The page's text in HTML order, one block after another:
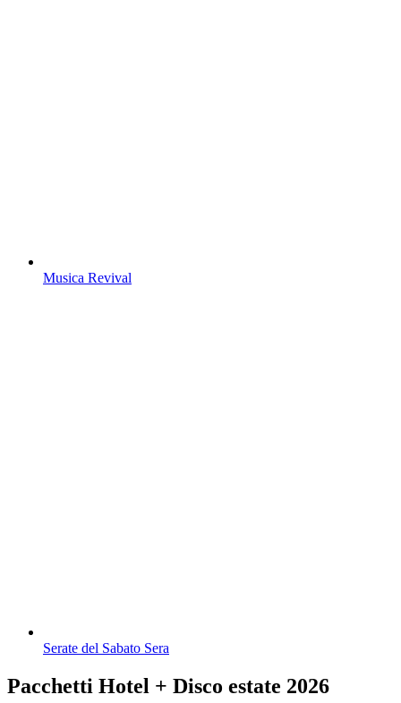
Musica Revival
Serate del Sabato Sera
Pacchetti Hotel + Disco estate 2026